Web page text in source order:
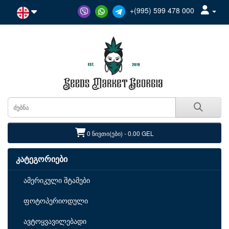
+(995) 599 478 000
0 ნივთი(ები) - 0.00 GEL
კატეგორიები
ამერიკული შტამები
ფოტოპერიოდული
ავტოყვავილებადი